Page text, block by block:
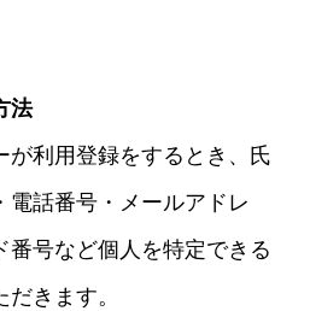
法
が利用登録をするとき、氏
電話番号・メールアドレ
番号など個人を特定できる
きます。